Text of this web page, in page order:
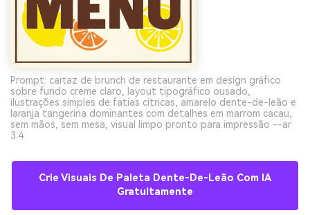
Prompt: cartaz de brunch de restaurante em design gráfico
sobre fundo creme claro, layout tipográfico ousado,
ilustrações simples de fatias cítricas, amarelo dente-de-leão e
laranja tangerina dominantes com detalhes em marrom cacau,
sem mãos, sem mesa, visual limpo pronto para impressão --ar
3:4
Crie Visuais De Paleta Dente-De-Leão Com IA
Gratuitamente